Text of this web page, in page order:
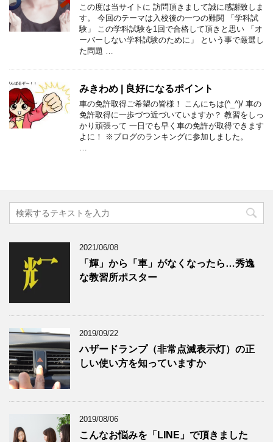
この度は当サイトに 訪問頂きまして誠に感謝致しま
す。 今回のテーマは入校後の一つの難関 「学科試
験」 この学科試験を1回で合格して頂きと思い 「オ
ーバーしない学科試験のために」 という事で厳選し
た問題 …
みきわめ | 良好になるポイント
車の免許取得ご希望の皆様！ こんにちは(^_^)/ 車の
免許取得に一歩づつ近づいていますか？ 教習をしっ
かり頑張って 一日でも早く車の免許が取得できます
よに！ ※ブログのランキングに参加しました。
…
2021/06/08
「輝」から「車」がなくなったら…秀逸
な教習所ポスター
2019/09/22
ハザードランプ（非常点滅表示灯）の正
しい使い方を知っていますか
2019/08/06
こんなお悩みを「LINE」で頂きました